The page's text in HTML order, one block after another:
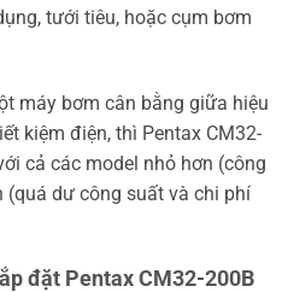
tưới tiêu, hoặc cụm bơm
máy bơm cân bằng giữa hiệu
kiệm điện, thì Pentax CM32-
cả các model nhỏ hơn (công
dư công suất và chi phí
đặt Pentax CM32-200B